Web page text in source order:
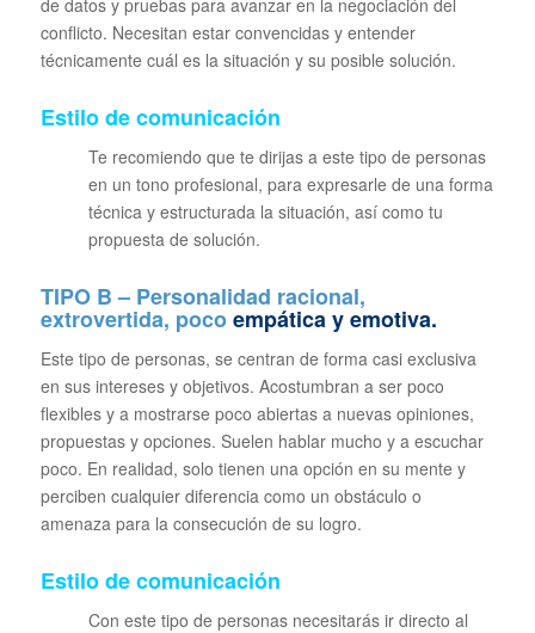
de datos y pruebas para avanzar en la negociación del
conflicto. Necesitan estar convencidas y entender
técnicamente cuál es la situación y su posible solución.
Estilo de comunicación
Te recomiendo que te dirijas a este tipo de personas
en un tono profesional, para expresarle de una forma
técnica y estructurada la situación, así como tu
propuesta de solución.
TIPO B – Personalidad racional,
extrovertida, pocoempática y emotiva.
Este tipo de personas, se centran de forma casi exclusiva
en sus intereses y objetivos. Acostumbran a ser poco
flexibles y a mostrarse poco abiertas a nuevas opiniones,
propuestas y opciones. Suelen hablar mucho y a escuchar
poco. En realidad, solo tienen una opción en su mente y
perciben cualquier diferencia como un obstáculo o
amenaza para la consecución de su logro.
Estilo de comunicación
Con este tipo de personas necesitarás ir directo al